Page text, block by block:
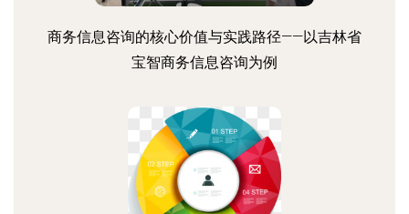
商务信息咨询的核心价值与实践路径——以吉林省
宝智商务信息咨询为例